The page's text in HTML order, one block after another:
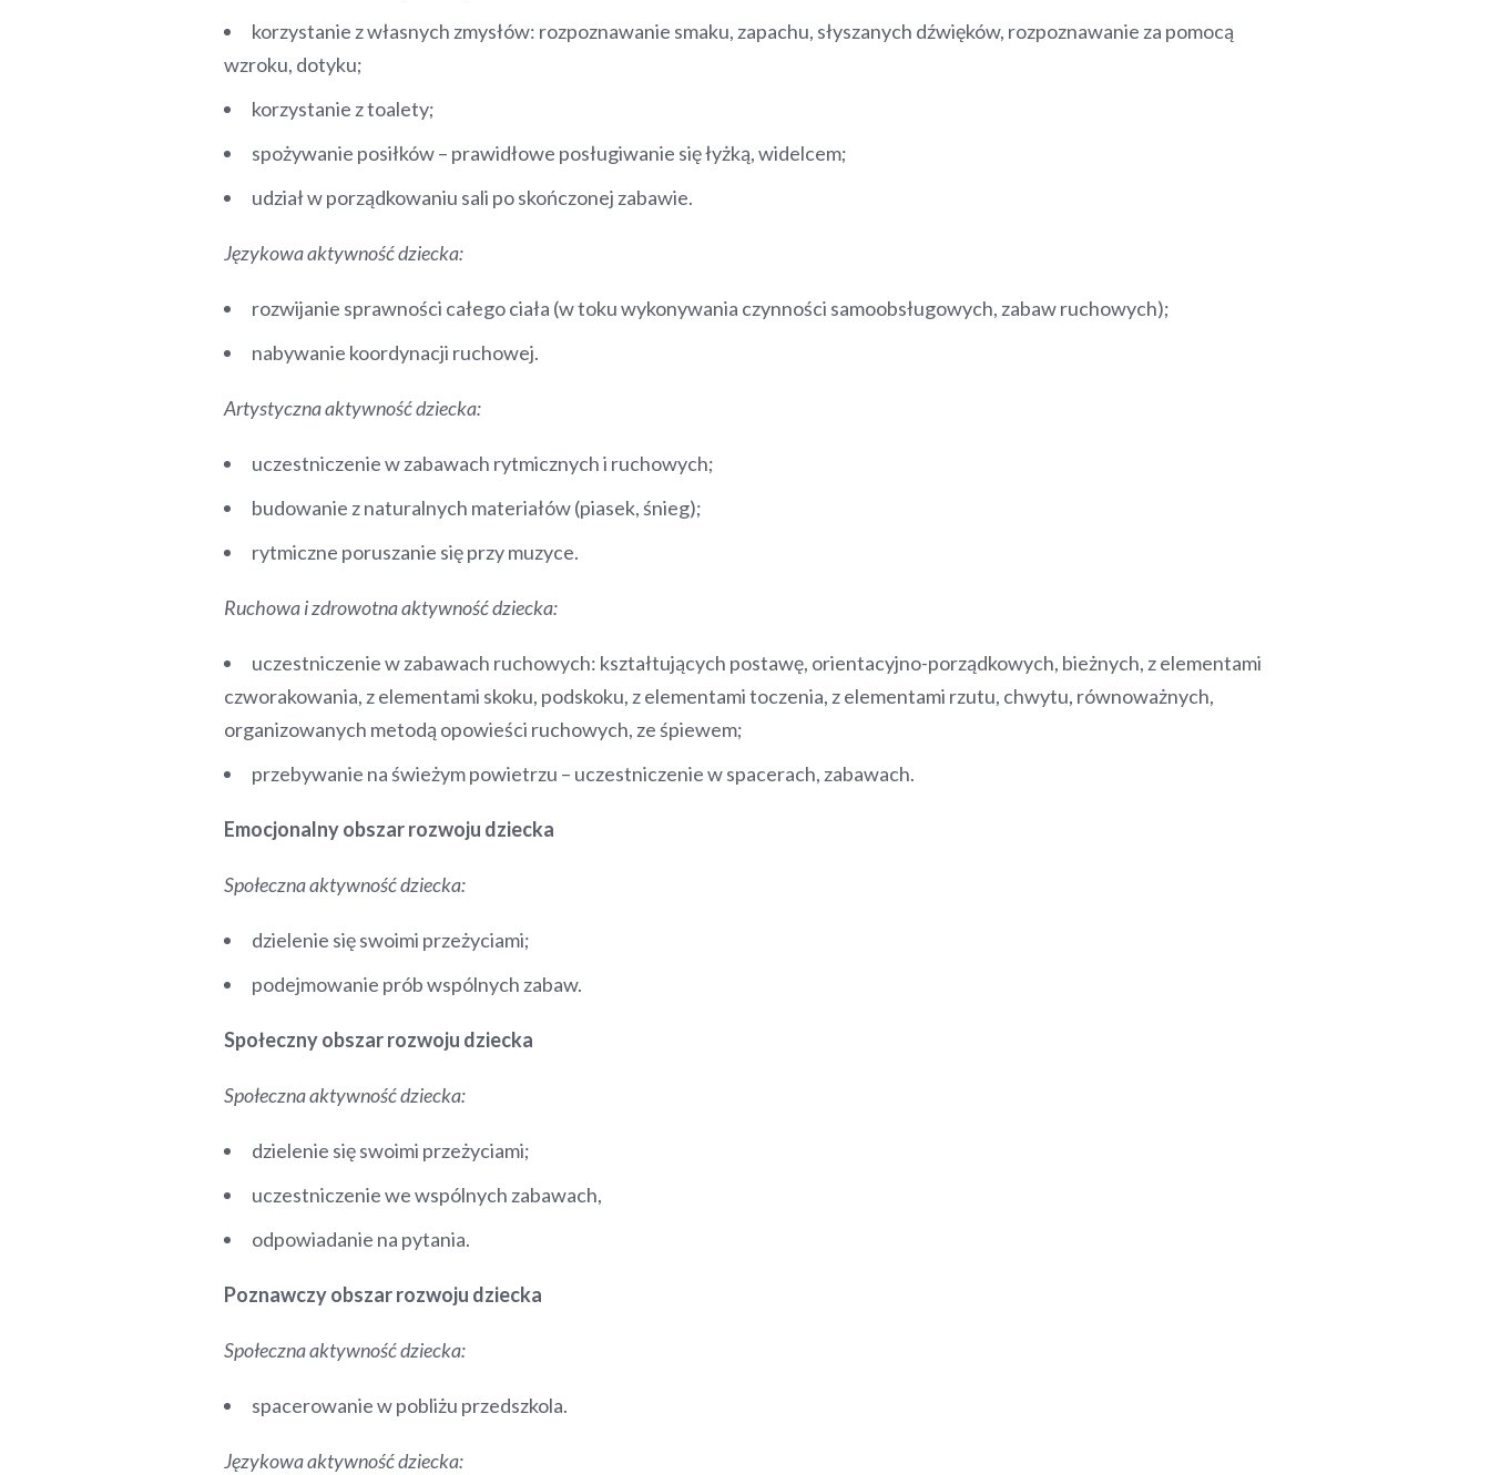
korzystanie z własnych zmysłów: rozpoznawanie smaku, zapachu, słyszanych dźwięków, rozpoznawanie za pomocą
wzroku, dotyku;
korzystanie z toalety;
spożywanie posiłków – prawidłowe posługiwanie się łyżką, widelcem;
udział w porządkowaniu sali po skończonej zabawie.
Językowa aktywność dziecka:
rozwijanie sprawności całego ciała (w toku wykonywania czynności samoobsługowych, zabaw ruchowych);
nabywanie koordynacji ruchowej.
Artystyczna aktywność dziecka:
uczestniczenie w zabawach rytmicznych i ruchowych;
budowanie z naturalnych materiałów (piasek, śnieg);
rytmiczne poruszanie się przy muzyce.
Ruchowa i zdrowotna aktywność dziecka:
uczestniczenie w zabawach ruchowych: kształtujących postawę, orientacyjno-porządkowych, bieżnych, z elementami
czworakowania, z elementami skoku, podskoku, z elementami toczenia, z elementami rzutu, chwytu, równoważnych,
organizowanych metodą opowieści ruchowych, ze śpiewem;
przebywanie na świeżym powietrzu – uczestniczenie w spacerach, zabawach.
Emocjonalny obszar rozwoju dziecka
Społeczna aktywność dziecka:
dzielenie się swoimi przeżyciami;
podejmowanie prób wspólnych zabaw.
Społeczny obszar rozwoju dziecka
Społeczna aktywność dziecka:
dzielenie się swoimi przeżyciami;
uczestniczenie we wspólnych zabawach,
odpowiadanie na pytania.
Poznawczy obszar rozwoju dziecka
Społeczna aktywność dziecka:
spacerowanie w pobliżu przedszkola.
Językowa aktywność dziecka: